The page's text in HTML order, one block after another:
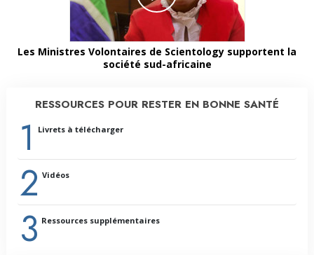
Les Ministres Volontaires de Scientology supportent la
société sud-africaine
RESSOURCES POUR RESTER EN BONNE SANTÉ
1 Livrets à télécharger
2 Vidéos
3 Ressources supplémentaires